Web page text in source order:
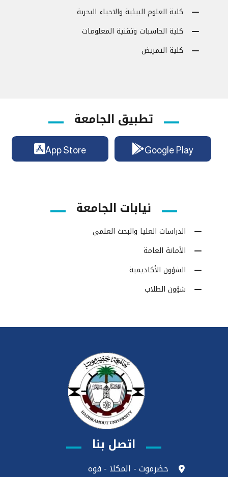
كلية العلوم البيئية والاحياء البحرية
كلية الحاسبات وتقنية المعلومات
كلية التمريض
تطبيق الجامعة
Google Play
App Store
نيابات الجامعة
الدراسات العليا والبحث العلمي
الأمانة العامة
الشؤون الأكاديمية
شؤون الطلاب
اتصل بنا
حضرموت - المكلا - فوه